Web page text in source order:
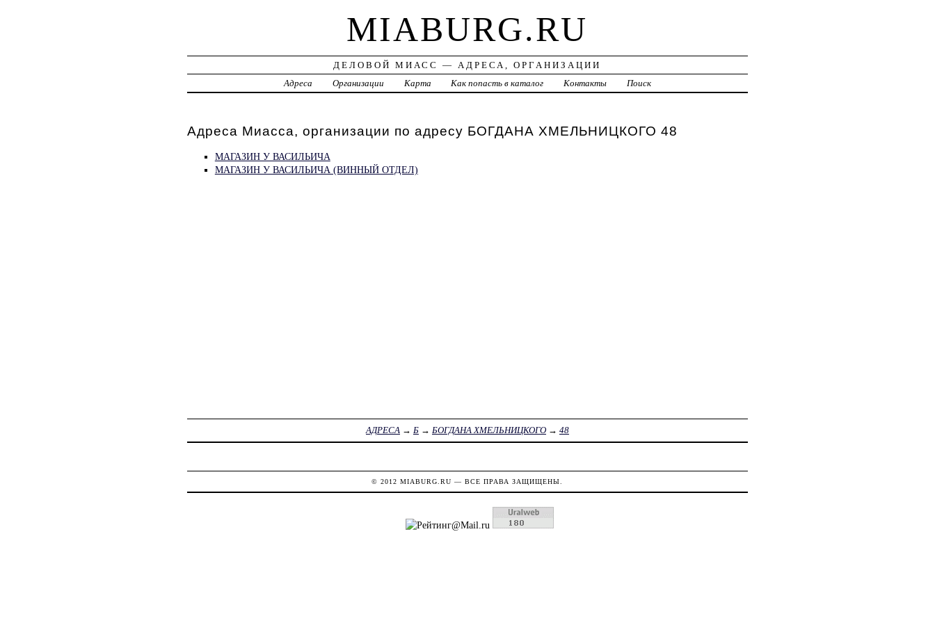
MIABURG.RU
ДЕЛОВОЙ МИАСС — АДРЕСА, ОРГАНИЗАЦИИ
Адреса
Организации Карта Как попасть в каталог Контакты Поиск
Адреса Миасса, организации по адресу БОГДАНА ХМЕЛЬНИЦКОГО 48
МАГАЗИН У ВАСИЛЬИЧА
МАГАЗИН У ВАСИЛЬИЧА (ВИННЫЙ ОТДЕЛ)
АДРЕСА→ Б→ БОГДАНА ХМЕЛЬНИЦКОГО→ 48
© 2012MIABURG.RU — ВСЕ ПРАВА ЗАЩИЩЕНЫ.